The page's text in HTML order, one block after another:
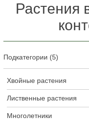
Растения
Подкатегории (5)
Хвойные растения
Лиственные растения
Многолетники